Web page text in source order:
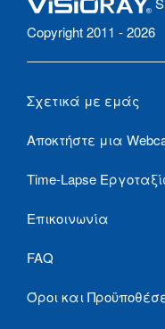
Copyright 2011 - 2026
Σχετικά με εμάς
Αποκτήστε μια
Time-Lapse
Επικοινωνία
FAQ
Όροι και